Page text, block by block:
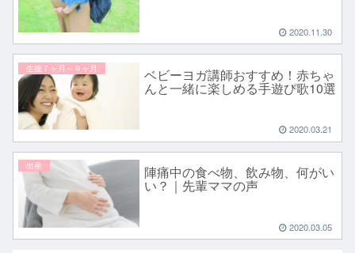
2020.11.30
生後７ヶ月～９ヶ月 ベビーヨガ講師おすすめ！赤ちゃ
んと一緒に楽しめる手遊び歌10選
2020.03.21
出産 陣痛中の食べ物、飲み物、何がい
い？｜先輩ママの声
2020.03.05